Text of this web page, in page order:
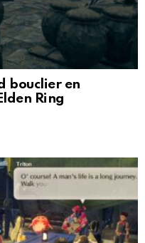
bouclier en
Ring